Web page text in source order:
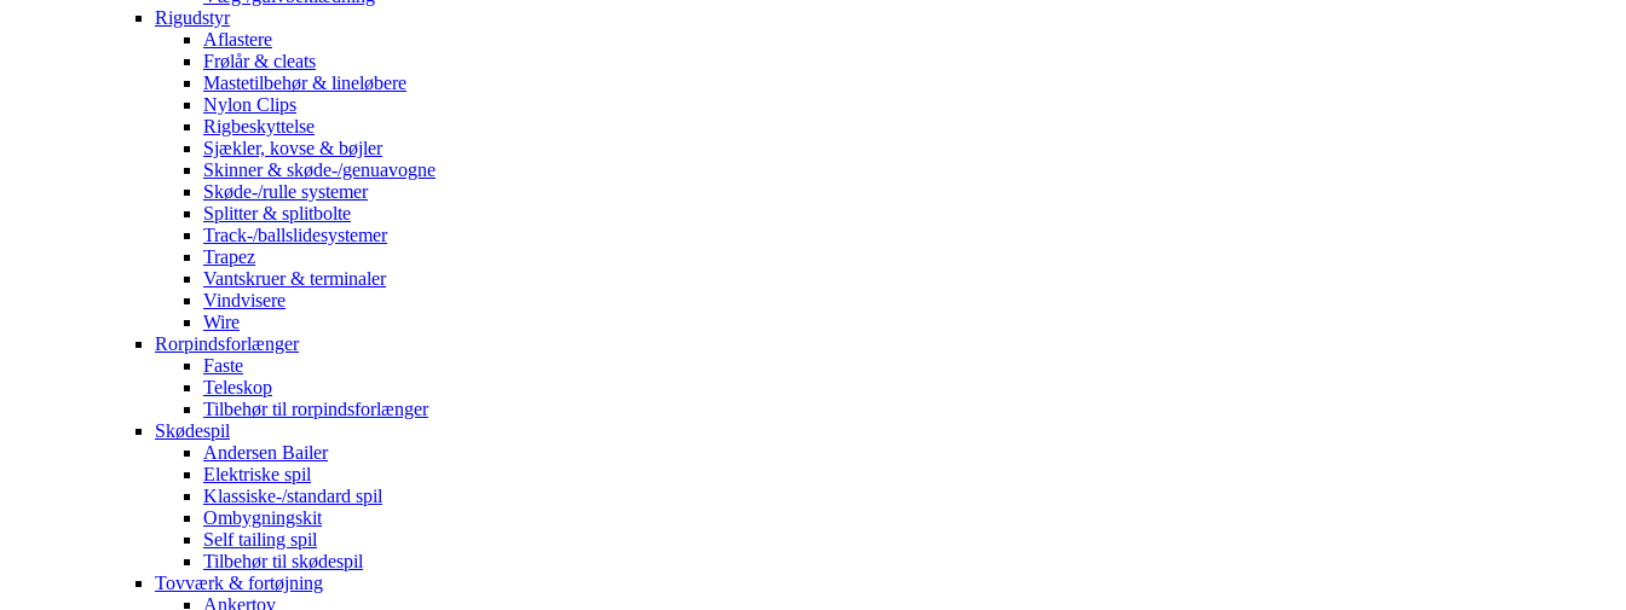
Rigudstyr
Aflastere
Frølår & cleats
Mastetilbehør & lineløbere
Nylon Clips
Rigbeskyttelse
Sjækler, kovse & bøjler
Skinner & skøde-/genuavogne
Skøde-/rulle systemer
Splitter & splitbolte
Track-/ballslidesystemer
Trapez
Vantskruer & terminaler
Vindvisere
Wire
Rorpindsforlænger
Faste
Teleskop
Tilbehør til rorpindsforlænger
Skødespil
Andersen Bailer
Elektriske spil
Klassiske-/standard spil
Ombygningskit
Self tailing spil
Tilbehør til skødespil
Tovværk & fortøjning
Ankertov